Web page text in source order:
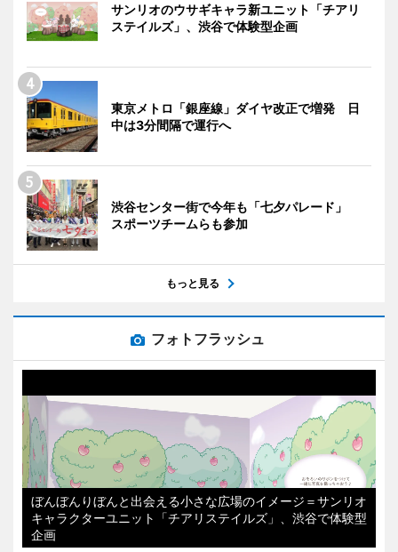
サンリオのウサギキャラ新ユニット「チアリ
ステイルズ」、渋谷で体験型企画
東京メトロ「銀座線」ダイヤ改正で増発 日
中は3分間隔で運行へ
渋谷センター街で今年も「七夕パレード」
スポーツチームらも参加
もっと見る
フォトフラッシュ
ぼんぼんりぼんと出会える小さな広場のイメージ＝サンリオ
キャラクターユニット「チアリステイルズ」、渋谷で体験型
企画